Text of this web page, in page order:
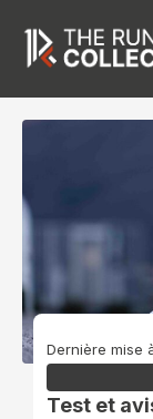
contenu
Dernière mise
Test et